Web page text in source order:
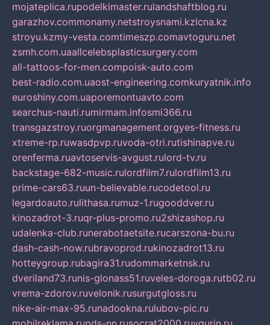
mojateplica.rupodelkimaster.rulandshaftblog.ru
garazhov.commonamy.netstroysnami.kzlcna.kz
stroyu.kzmy-vesta.comtimeszp.comavtoguru.net
zsmh.com.uaallcelebsplasticsurgery.com
all-tattoos-for-men.compoisk-auto.com
best-radio.com.uaost-engineering.comkuryatnik.info
euroshiny.com.uaporemontuavto.com
searchus-nauti.rumirmam.infosmi366.ru
transgazstroy.ruorgmanagement.orgyes-fitness.ru
xtreme-rp.ruwasdpvp.ruvoda-otri.rutishinapve.ru
orenferma.ruavtoservis-avgust.rulord-tv.ru
backstage-682-music.rulordfilm7.rulordfilm13.ru
prime-cars63.ruun-believable.rucodetool.ru
legardoauto.rulithasa.rumuz-1.rugooddver.ru
kinozadrot-3.ruqr-plus-promo.ru2shizashop.ru
udalenka-club.runerabotaetsite.rucarszona-bu.ru
dash-cash-now.rubravoprod.rukinozadrot13.ru
hotteygroup.rubagira31.rudommarketnsk.ru
dveriland73.runis-glonass51.ruveles-doroga.rutb02.ru
vrema-zdorov.ruvelonik.rusurgutgloss.ru
nike-air-max-95.runadookna.rulubov-pic.ru